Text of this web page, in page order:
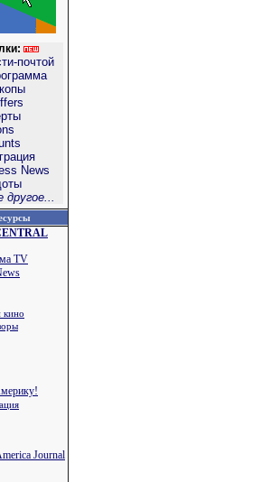
почтой
News
другое...
TV
кино
Journal